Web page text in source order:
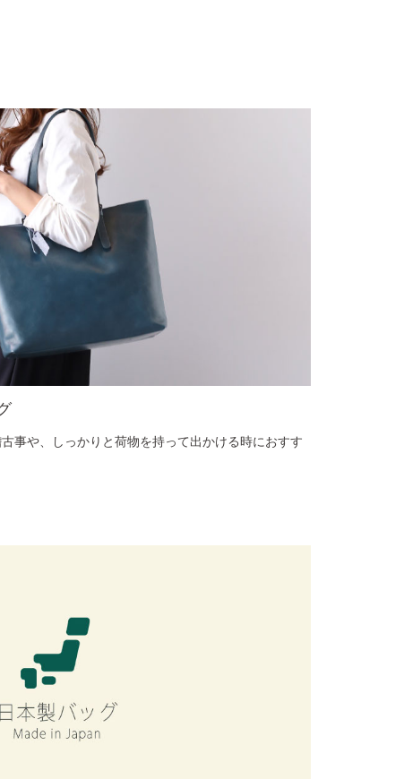
事や、しっかりと荷物を持って出かける時におすす